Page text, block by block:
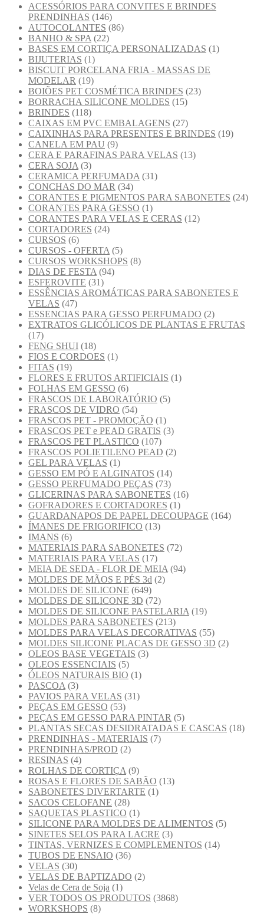
ACESSÓRIOS PARA CONVITES E BRINDES
PRENDINHAS (146)
AUTOCOLANTES (86)
BANHO & SPA (22)
BASES EM CORTIÇA PERSONALIZADAS (1)
BIJUTERIAS (1)
BISCUIT PORCELANA FRIA - MASSAS DE
MODELAR (19)
BOIÕES PET COSMÉTICA BRINDES (23)
BORRACHA SILICONE MOLDES (15)
BRINDES (118)
CAIXAS EM PVC EMBALAGENS (27)
CAIXINHAS PARA PRESENTES E BRINDES (19)
CANELA EM PAU (9)
CERA E PARAFINAS PARA VELAS (13)
CERA SOJA (3)
CERAMICA PERFUMADA (31)
CONCHAS DO MAR (34)
CORANTES E PIGMENTOS PARA SABONETES (24)
CORANTES PARA GESSO (1)
CORANTES PARA VELAS E CERAS (12)
CORTADORES (24)
CURSOS (6)
CURSOS - OFERTA (5)
CURSOS WORKSHOPS (8)
DIAS DE FESTA (94)
ESFEROVITE (31)
ESSÊNCIAS AROMÁTICAS PARA SABONETES E
VELAS (47)
ESSENCIAS PARA GESSO PERFUMADO (2)
EXTRATOS GLICÓLICOS DE PLANTAS E FRUTAS
(17)
FENG SHUI (18)
FIOS E CORDOES (1)
FITAS (19)
FLORES E FRUTOS ARTIFICIAIS (1)
FOLHAS EM GESSO (6)
FRASCOS DE LABORATÓRIO (5)
FRASCOS DE VIDRO (54)
FRASCOS PET - PROMOÇÃO (1)
FRASCOS PET e PEAD GRATIS (3)
FRASCOS PET PLASTICO (107)
FRASCOS POLIETILENO PEAD (2)
GEL PARA VELAS (1)
GESSO EM PÓ E ALGINATOS (14)
GESSO PERFUMADO PEÇAS (73)
GLICERINAS PARA SABONETES (16)
GOFRADORES E CORTADORES (1)
GUARDANAPOS DE PAPEL DECOUPAGE (164)
ÍMANES DE FRIGORIFICO (13)
IMANS (6)
MATERIAIS PARA SABONETES (72)
MATERIAIS PARA VELAS (17)
MEIA DE SEDA - FLOR DE MEIA (94)
MOLDES DE MÃOS E PÉS 3d (2)
MOLDES DE SILICONE (649)
MOLDES DE SILICONE 3D (72)
MOLDES DE SILICONE PASTELARIA (19)
MOLDES PARA SABONETES (213)
MOLDES PARA VELAS DECORATIVAS (55)
MOLDES SILICONE PLACAS DE GESSO 3D (2)
OLEOS BASE VEGETAIS (3)
OLEOS ESSENCIAIS (5)
ÓLEOS NATURAIS BIO (1)
PASCOA (3)
PAVIOS PARA VELAS (31)
PEÇAS EM GESSO (53)
PEÇAS EM GESSO PARA PINTAR (5)
PLANTAS SECAS DESIDRATADAS E CASCAS (18)
PRENDINHAS - MATERIAIS (7)
PRENDINHAS/PROD (2)
RESINAS (4)
ROLHAS DE CORTIÇA (9)
ROSAS E FLORES DE SABÃO (13)
SABONETES DIVERTARTE (1)
SACOS CELOFANE (28)
SAQUETAS PLASTICO (1)
SILICONE PARA MOLDES DE ALIMENTOS (5)
SINETES SELOS PARA LACRE (3)
TINTAS, VERNIZES E COMPLEMENTOS (14)
TUBOS DE ENSAIO (36)
VELAS (30)
VELAS DE BAPTIZADO (2)
Velas de Cera de Soja (1)
VER TODOS OS PRODUTOS (3868)
WORKSHOPS (8)